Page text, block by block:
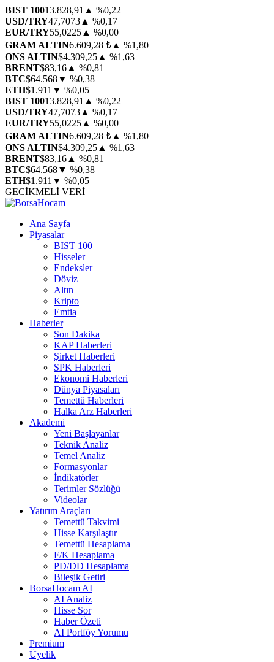
BIST 10013.828,91 ▲ %0,22
USD/TRY47,7073 ▲ %0,17
EUR/TRY55,0225 ▲ %0,00
GRAM ALTIN6.609,28 ₺ ▲ %1,80
ONS ALTIN$4.309,25 ▲ %1,63
BRENT$83,16 ▲ %0,81
BTC$64.568▼ %0,38
ETH$1.911 ▼ %0,05
BIST 10013.828,91 ▲ %0,22
USD/TRY47,7073 ▲ %0,17
EUR/TRY55,0225 ▲ %0,00
GRAM ALTIN6.609,28 ₺ ▲ %1,80
ONS ALTIN$4.309,25 ▲ %1,63
BRENT$83,16 ▲ %0,81
BTC$64.568▼ %0,38
ETH$1.911 ▼ %0,05
GECİKMELİ VERİ
Ana Sayfa
Piyasalar
BIST 100
Hisseler
Endeksler
Döviz
Altın
Kripto
Emtia
Haberler
Son Dakika
KAP Haberleri
Şirket Haberleri
SPK Haberleri
Ekonomi Haberleri
Dünya Piyasaları
Temettü Haberleri
Halka Arz Haberleri
Akademi
Yeni Başlayanlar
Teknik Analiz
Temel Analiz
Formasyonlar
İndikatörler
Terimler Sözlüğü
Videolar
Yatırım Araçları
Temettü Takvimi
Hisse Karşılaştır
Temettü Hesaplama
F/K Hesaplama
PD/DD Hesaplama
Bileşik Getiri
BorsaHocam AI
AI Analiz
Hisse Sor
Haber Özeti
AI Portföy Yorumu
Premium
Üyelik